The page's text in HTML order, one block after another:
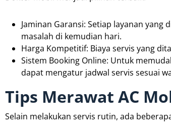
Jaminan Garansi: Setiap layanan
masalah di kemudian hari.
Harga Kompetitif: Biaya servis yang
Sistem Booking Online: Untuk
dapat mengatur jadwal servis sesuai
Tips Merawat AC
Selain melakukan servis rutin, ada